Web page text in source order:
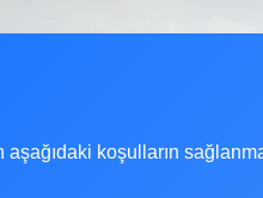
koşulların